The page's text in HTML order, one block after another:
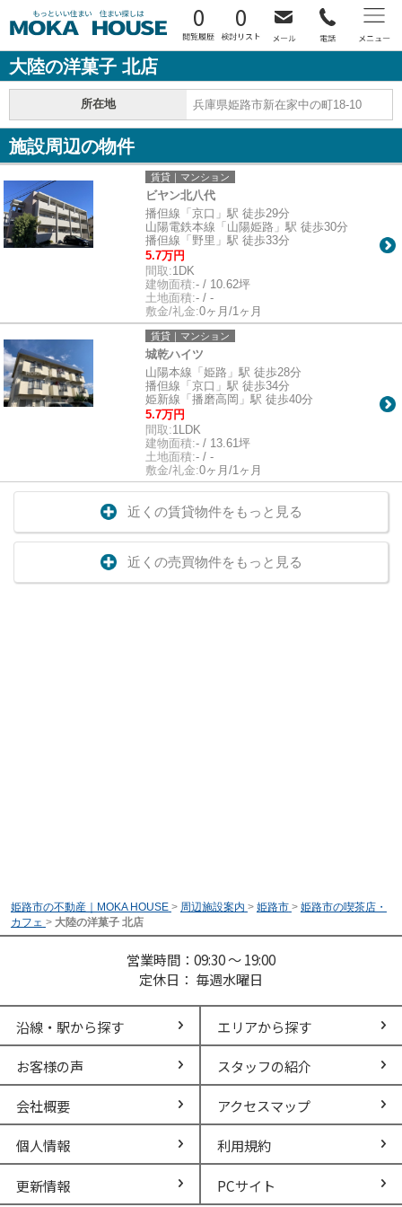
0 0
大陸の洋菓子 北店
所在地 兵庫県姫路市新在家中の町18-10
施設周辺の物件
賃貸｜マンション
ビヤン北八代
播但線「京口」駅 徒歩29分
山陽電鉄本線「山陽姫路」駅 徒歩30分
播但線「野里」駅 徒歩33分
5.7万円
間取:1DK
建物面積:- / 10.62坪
土地面積:- / -
敷金/礼金:0ヶ月/1ヶ月
賃貸｜マンション
城乾ハイツ
山陽本線「姫路」駅 徒歩28分
播但線「京口」駅 徒歩34分
姫新線「播磨高岡」駅 徒歩40分
5.7万円
間取:1LDK
建物面積:- / 13.61坪
土地面積:- / -
敷金/礼金:0ヶ月/1ヶ月
近くの賃貸物件をもっと見る
近くの売買物件をもっと見る
姫路市の不動産｜MOKA HOUSE > 周辺施設案内 > 姫路市 > 姫路市の喫茶店・
カフェ > 大陸の洋菓子 北店
営業時間：09:30 ～ 19:00
定休日： 毎週水曜日
沿線・駅から探す エリアから探す
お客様の声 スタッフの紹介
会社概要 アクセスマップ
個人情報 利用規約
更新情報 PCサイト